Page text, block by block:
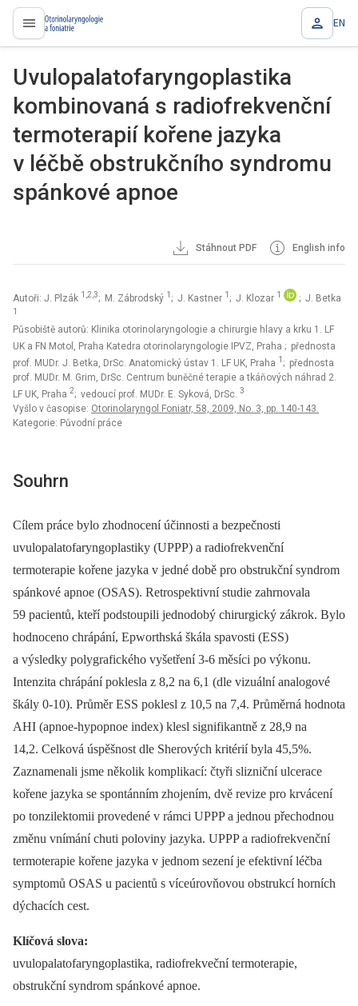
proLékaře.cz EN
Uvulopalatofaryngoplastika
kombinovaná s radiofrekvenční
termoterapií kořene jazyka
v léčbě obstrukčního syndromu
spánkové apnoe
Stáhnout PDF English info
Autoři: J. Plzák 1,2,3; M. Zábrodský 1 ; J. Kastner 1 ; J. Klozar 1 ; J. Betka
1
Působiště autorů: Klinika otorinolaryngologie a chirurgie hlavy a krku 1. LF
UK a FN Motol, Praha Katedra otorinolaryngologie IPVZ, Praha ; přednosta
prof. MUDr. J. Betka, DrSc. Anatomický ústav 1. LF UK, Praha 1 ; přednosta
prof. MUDr. M. Grim, DrSc. Centrum buněčné terapie a tkáňových náhrad 2.
LF UK, Praha 2; vedoucí prof. MUDr. E. Syková, DrSc. 3
Vyšlo v časopise: Otorinolaryngol Foniatr, 58, 2009, No. 3, pp. 140-143.
Kategorie: Původní práce
Souhrn
Cílem práce bylo zhodnocení účinnosti a bezpečnosti
uvulopalatofaryngoplastiky (UPPP) a radiofrekvenční
termoterapie kořene jazyka v jedné době pro obstrukční syndrom
spánkové apnoe (OSAS). Retrospektivní studie zahrnovala
59 pacientů, kteří podstoupili jednodobý chirurgický zákrok. Bylo
hodnoceno chrápání, Epworthská škála spavosti (ESS)
a výsledky polygrafického vyšetření 3-6 měsíci po výkonu.
Intenzita chrápání poklesla z 8,2 na 6,1 (dle vizuální analogové
škály 0-10). Průměr ESS poklesl z 10,5 na 7,4. Průměrná hodnota
AHI (apnoe-hypopnoe index) klesl signifikantně z 28,9 na
14,2. Celková úspěšnost dle Sherových kritérií byla 45,5%.
Zaznamenali jsme několik komplikací: čtyři slizniční ulcerace
kořene jazyka se spontánním zhojením, dvě revize pro krvácení
po tonzilektomii provedené v rámci UPPP a jednou přechodnou
změnu vnímání chuti poloviny jazyka. UPPP a radiofrekvenční
termoterapie kořene jazyka v jednom sezení je efektivní léčba
symptomů OSAS u pacientů s víceúrovňovou obstrukcí horních
dýchacích cest.
Klíčová slova:
uvulopalatofaryngoplastika, radiofrekveční termoterapie,
obstrukční syndrom spánkové apnoe.